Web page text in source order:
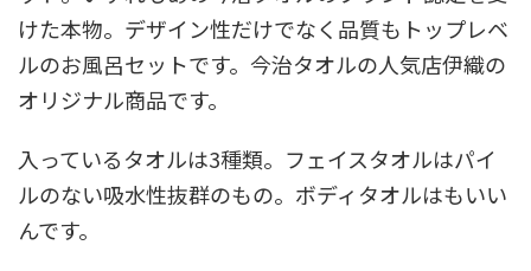
けた本物。デザイン性だけでなく品質もトップレベ
ルのお風呂セットです。今治タオルの人気店伊織の
オリジナル商品です。
入っているタオルは3種類。フェイスタオルはパイ
ルのない吸水性抜群のもの。ボディタオルはもいい
んです。